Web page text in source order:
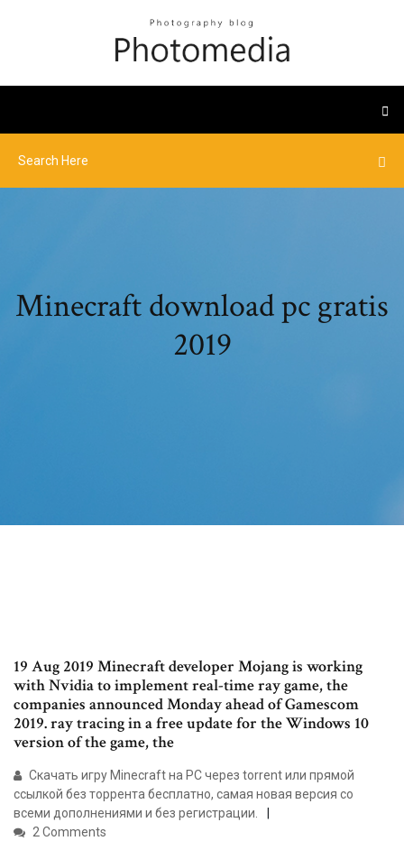
Minecraft download pc gratis
2019
19 Aug 2019 Minecraft developer Mojang is working
with Nvidia to implement real-time ray game, the
companies announced Monday ahead of Gamescom
2019. ray tracing in a free update for the Windows 10
version of the game, the
Скачать игру Minecraft на PC через torrent или прямой
ссылкой без торрента бесплатно, самая новая версия со
всеми дополнениями и без регистрации.
2 Comments